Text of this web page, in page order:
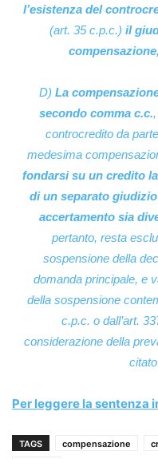
l’esistenza del
(art. 35 c.p.c.) il
D) La
secondo comma c.c.
controcredito da
medesima
fondarsi su un credito
di un separato
accertamento sia
pertanto, resta
sospensione della
domanda principale, e
della sospensione
c.p.c. o dall’art.
considerazione della
Per leggere la sentenza
TAGS compensazione